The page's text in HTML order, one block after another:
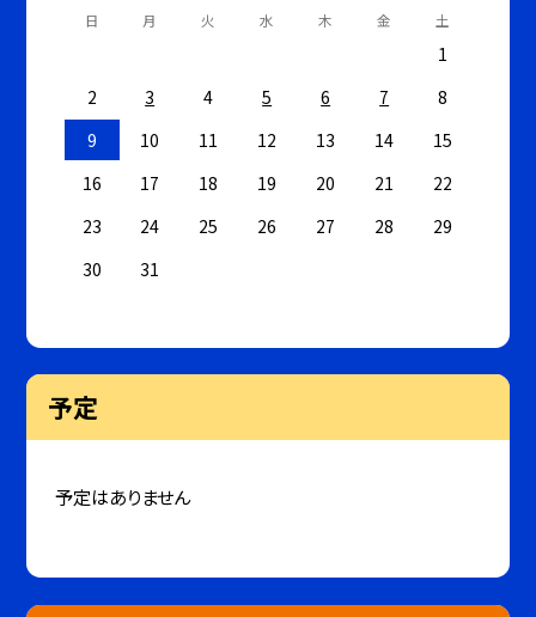
日 月 火 水 木 金 土
1
2
3 4 5 6 7
8
9
10 11 12 13 14
15
16
17 18 19 20 21
22
23
24 25 26 27 28
29
30
31
予定
予定はありません